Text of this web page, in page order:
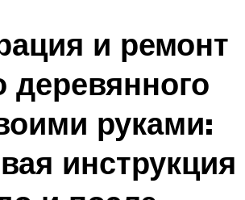
и ремонт
деревянного
руками:
инструкция